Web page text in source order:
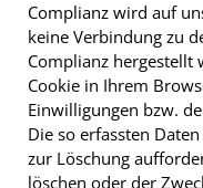
Complianz wird auf
keine Verbindung zu
Complianz hergestellt
Cookie in Ihrem
Einwilligungen bzw.
Die so erfassten
zur Löschung
löschen oder der